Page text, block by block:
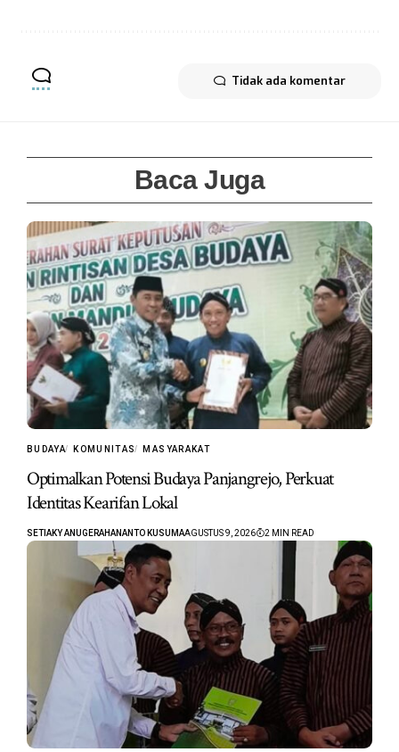
Tidak ada komentar
Baca Juga
BUDAYA KOMUNITAS MASYARAKAT
Optimalkan Potensi Budaya Panjangrejo, Perkuat
Identitas Kearifan Lokal
SETIAKY ANUGERAHANANTO KUSUMAAGUSTUS 9, 2026 2 MIN READ